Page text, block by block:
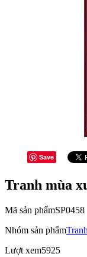
Save
Tranh mùa
Mã sản phẩmSP0458
Nhóm sản phẩm
Lượt xem5925